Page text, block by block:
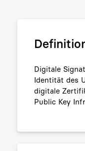
Digitale
Identität des
digitale
Public Key